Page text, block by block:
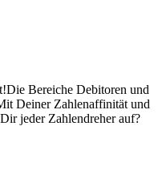
Bereiche Debitoren und
Deiner Zahlenaffinität und
jeder Zahlendreher auf?